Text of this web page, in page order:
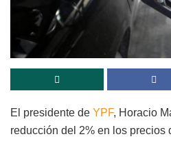
El presidente de YPF, Horacio
reducción del 2% en los precios